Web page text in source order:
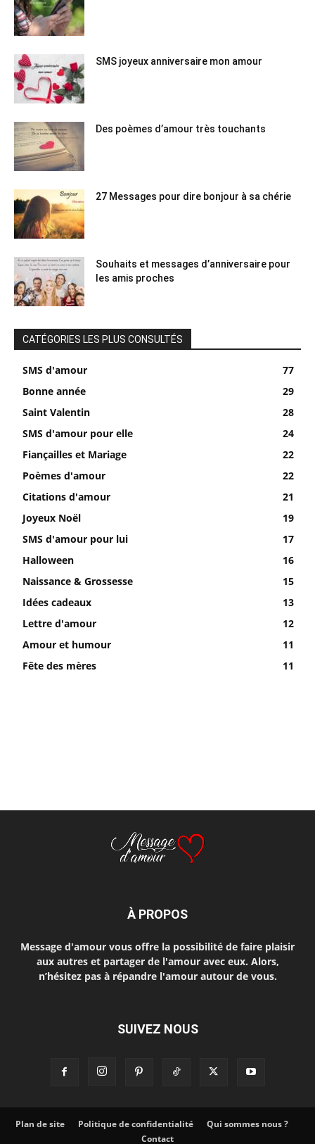
SMS joyeux anniversaire mon amour
Des poèmes d’amour très touchants
27 Messages pour dire bonjour à sa chérie
Souhaits et messages d’anniversaire pour
les amis proches
CATÉGORIES LES PLUS CONSULTÉS
SMS d'amour
77
Bonne année
29
Saint Valentin
28
SMS d'amour pour elle
24
Fiançailles et Mariage
22
Poèmes d'amour
22
Citations d'amour
21
Joyeux Noël
19
SMS d'amour pour lui
17
Halloween
16
Naissance & Grossesse
15
Idées cadeaux
13
Lettre d'amour
12
Amour et humour
11
Fête des mères
11
À PROPOS
Message d'amour vous offre la possibilité de faire plaisir
aux autres et partager de l'amour avec eux. Alors,
n’hésitez pas à répandre l'amour autour de vous.
SUIVEZ NOUS
Plan de site Politique de confidentialité
Qui sommes nous ?
Contact